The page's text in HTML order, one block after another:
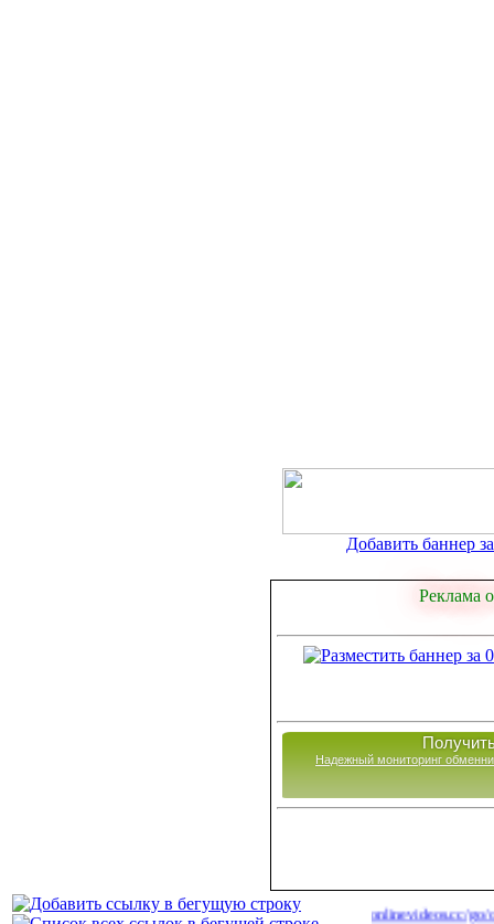
Добавить баннер
Реклама
Надежный мониторинг
Сайты для заработка в 2026 году(44)|http://onlinevideos.cc/go/out.php